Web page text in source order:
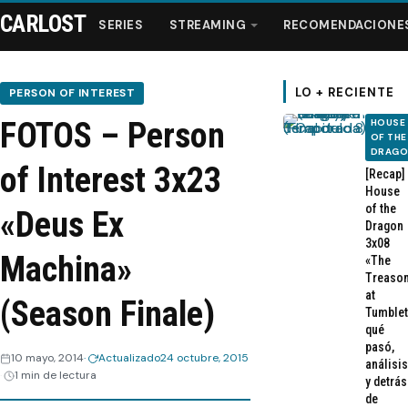
Series
Streaming
Recomendaciones
CARLOST SERIES STREAMING
PERSON OF INTEREST
FOTOS – Person
of Interest 3x23
«Deus Ex
Machina»
(Season Finale)
10 mayo, 2014 Actualizado24 octubre, 2015
1 min de lectura
LO + RECIENTE
HOUSE
OF THE
[Recap]
House
of the
Dragon
3x08
«The
at
qué
pasó,
análisis
y detrás
de